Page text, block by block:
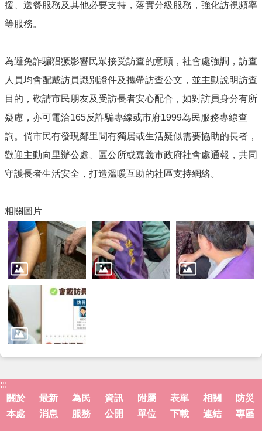
援、送餐服務及其他必要支持，落實分級服務，強化訪視頻率
等服務。
為避免詐騙猖獗影響民眾接受訪查的意願，社會處強調，訪查
人員均會配戴訪員識別證件及攜帶訪查公文，並主動說明訪查
目的，敬請市民朋友及受訪長者安心配合，如對訪員身分有所
疑慮，亦可電洽165反詐騙專線或市府1999為民服務專線查
詢。倘市民有發現鄰里間有獨居或生活疑似需要協助的長者，
歡迎主動向里辦公處、區公所或嘉義市政府社會處通報，共同
守護長者生活安全，打造溫暖互助的社區支持網絡。
相關圖片
:::
關於
本處
最新
消息
為民
服務
資訊
公開
附屬
單位
表單
下載
相關
連結
防災
專區